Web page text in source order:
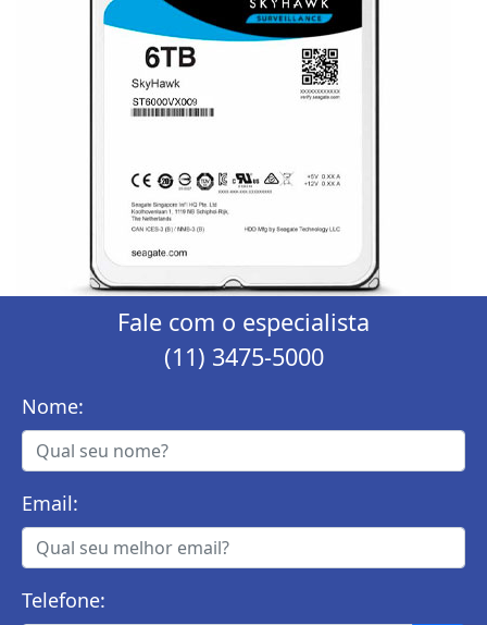
Fale com o especialista
(11) 3475-5000
Nome:
Email:
Telefone: